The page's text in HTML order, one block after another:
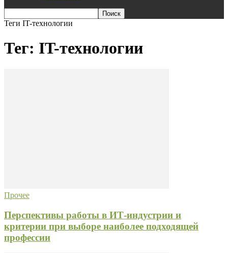
Теги IT-технологии
Тег: IT-технологии
Прочее
Перспективы работы в ИТ-индустрии и
критерии при выборе наиболее подходящей
профессии